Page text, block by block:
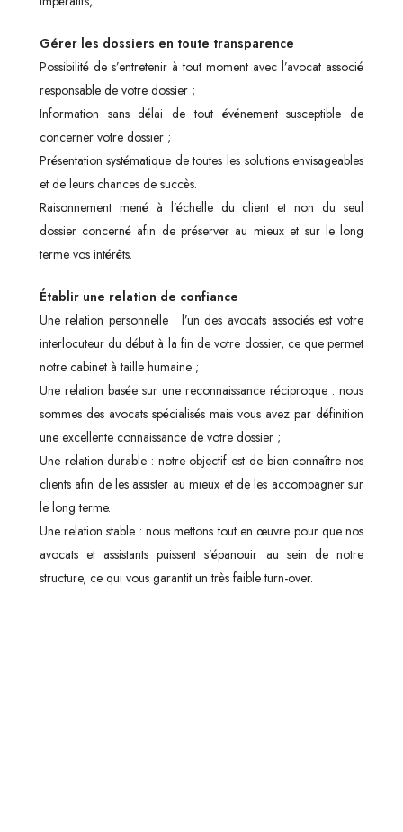
Gérer les dossiers en toute transparence
Possibilité de s’entretenir à tout moment avec l’avocat associé
responsable de votre dossier ;
Information sans délai de tout événement susceptible de
concerner votre dossier ;
Présentation systématique de toutes les solutions envisageables
et de leurs chances de succès.
Raisonnement mené à l’échelle du client et non du seul
dossier concerné afin de préserver au mieux et sur le long
terme vos intérêts.
Établir une relation de confiance
Une relation personnelle : l’un des avocats associés est votre
interlocuteur du début à la fin de votre dossier, ce que permet
notre cabinet à taille humaine ;
Une relation basée sur une reconnaissance réciproque : nous
sommes des avocats spécialisés mais vous avez par définition
une excellente connaissance de votre dossier ;
Une relation durable : notre objectif est de bien connaître nos
clients afin de les assister au mieux et de les accompagner sur
le long terme.
Une relation stable : nous mettons tout en œuvre pour que nos
avocats et assistants puissent s’épanouir au sein de notre
structure, ce qui vous garantit un très faible turn-over.